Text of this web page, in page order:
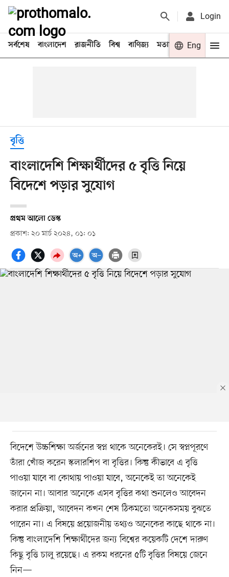
Login
সর্বশেষ বাংলাদেশ রাজনীতি বিশ্ব বাণিজ্য মতামত খেলা
Eng
বৃত্তি
বাংলাদেশি শিক্ষার্থীদের ৫ বৃত্তি নিয়ে
বিদেশে পড়ার সুযোগ
প্রথম আলো ডেস্ক
প্রকাশ: ২০ মার্চ ২০২৪, ০১: ০১
বিদেশে উচ্চশিক্ষা অর্জনের স্বপ্ন থাকে অনেকেরই। সে স্বপ্নপূরণে
তাঁরা খোঁজ করেন স্কলারশিপ বা বৃত্তির। কিন্তু কীভাবে এ বৃত্তি
পাওয়া যাবে বা কোথায় পাওয়া যাবে, অনেকেই তা অনেকেই
জানেন না। আবার অনেকে এসব বৃত্তির কথা শুনলেও আবেদন
করার প্রক্রিয়া, আবেদন কখন শেষ ঠিকমতো অনেকসময় বুঝতে
পারেন না। এ বিষয়ে প্রয়োজনীয় তথ্যও অনেকের কাছে থাকে না।
কিন্তু বাংলাদেশি শিক্ষার্থীদের জন্য বিশ্বের কয়েকটি দেশে দারুণ
কিছু বৃত্তি চালু রয়েছে। এ রকম ধরনের ৫টি বৃত্তির বিষয়ে জেনে
নিন—